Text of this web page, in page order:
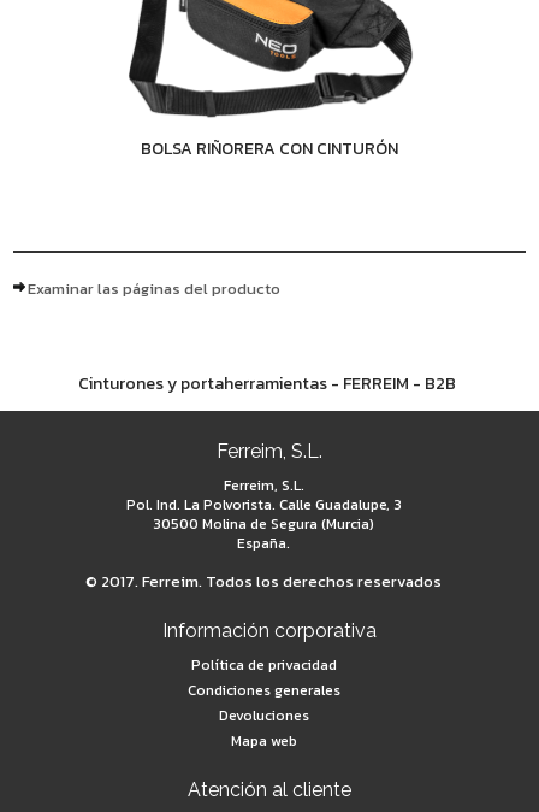
BOLSA RIÑORERA CON CINTURÓN
Examinar las páginas del producto
Cinturones y portaherramientas - FERREIM - B2B
Ferreim, S.L.
Ferreim, S.L.
Pol. Ind. La Polvorista. Calle Guadalupe, 3
30500 Molina de Segura (Murcia)
España.
© 2017. Ferreim. Todos los derechos reservados
Información corporativa
Política de privacidad
Condiciones generales
Devoluciones
Mapa web
Atención al cliente